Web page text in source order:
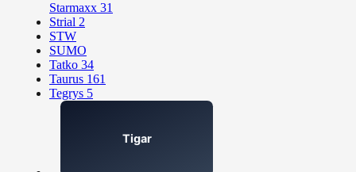
Starmaxx 31
Strial 2
STW
SUMO
Tatko 34
Taurus 161
Tegrys 5